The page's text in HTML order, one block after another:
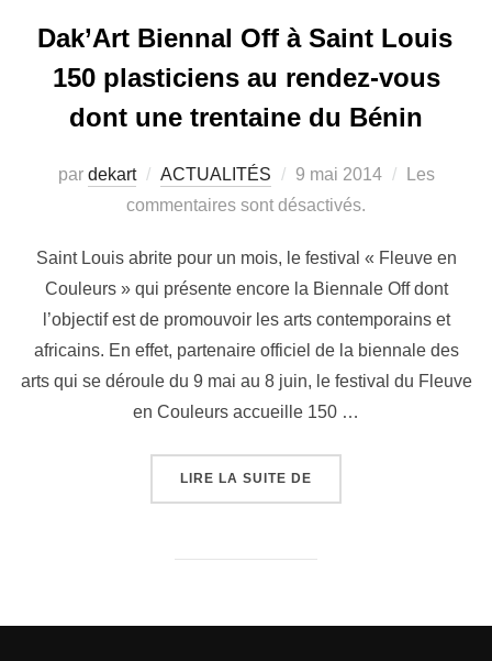
Dak’Art Biennal Off à Saint Louis
150 plasticiens au rendez-vous
dont une trentaine du Bénin
par dekart ACTUALITÉS 9 mai 2014
Les
commentaires sont désactivés.
Saint Louis abrite pour un mois, le festival « Fleuve en
Couleurs » qui présente encore la Biennale Off dont
l’objectif est de promouvoir les arts contemporains et
africains. En effet, partenaire officiel de la biennale des
arts qui se déroule du 9 mai au 8 juin, le festival du Fleuve
en Couleurs accueille 150 …
LIRE LA SUITE DE